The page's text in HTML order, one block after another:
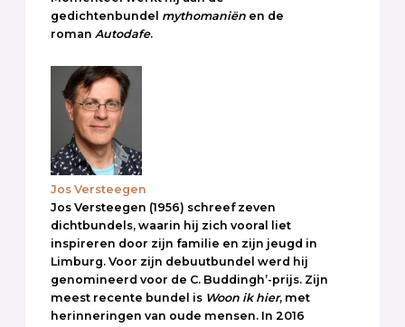
gedichtenbundel mythomaniën en de
roman Autodafe.
Jos Versteegen
Jos Versteegen (1956) schreef zeven
dichtbundels, waarin hij zich vooral liet
inspireren door zijn familie en zijn jeugd in
Limburg. Voor zijn debuutbundel werd hij
genomineerd voor de C. Buddingh’-prijs. Zijn
meest recente bundel is Woon ik hier, met
herinneringen van oude mensen. In 2016